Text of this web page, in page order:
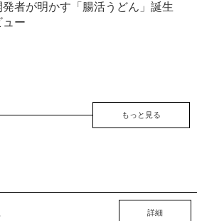
者が明かす「腸活うどん」誕生
ー
もっと見る
詳細